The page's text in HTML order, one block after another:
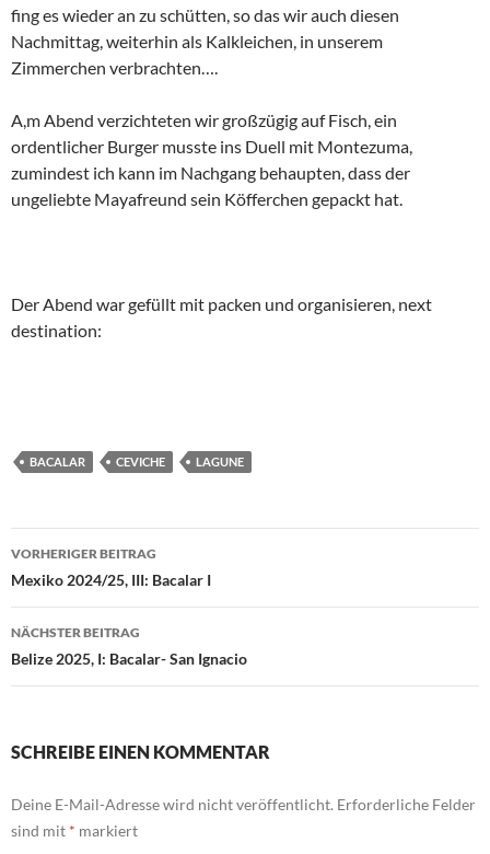
fing es wieder an zu schütten, so das wir auch diesen
Nachmittag, weiterhin als Kalkleichen, in unserem
Zimmerchen verbrachten….
A,m Abend verzichteten wir großzügig auf Fisch, ein
ordentlicher Burger musste ins Duell mit Montezuma,
zumindest ich kann im Nachgang behaupten, dass der
ungeliebte Mayafreund sein Köfferchen gepackt hat.
Der Abend war gefüllt mit packen und organisieren, next
destination:
BACALAR CEVICHE LAGUNE
Beitragsnavigation
VORHERIGER BEITRAG
Mexiko 2024/25, III: Bacalar I
NÄCHSTER BEITRAG
Belize 2025, I: Bacalar- San Ignacio
SCHREIBE EINEN KOMMENTAR
Deine E-Mail-Adresse wird nicht veröffentlicht. Erforderliche Felder
sind mit * markiert